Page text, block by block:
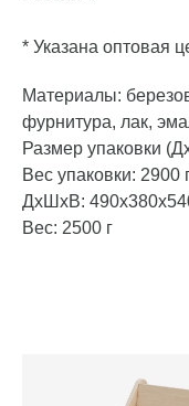
* Указана оптовая
Материалы:
фурнитура, лак,
Размер упаковки
Вес упаковки: 2900
ДxШxВ:
Вес: 2500 г